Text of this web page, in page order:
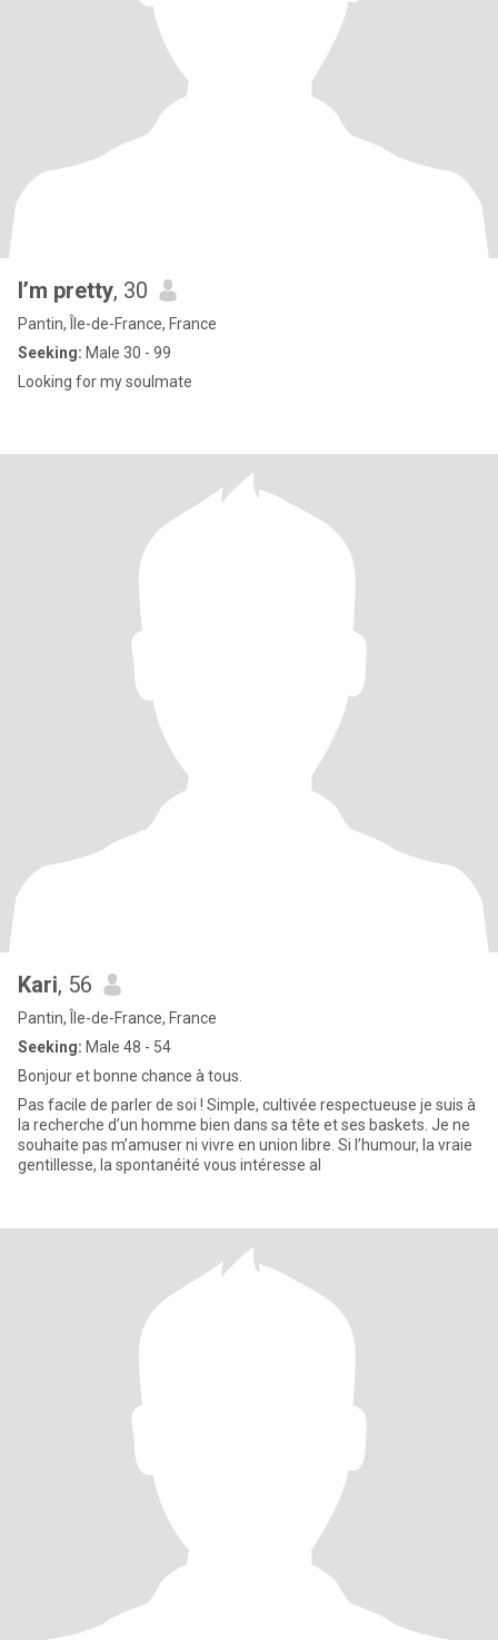
I’m pretty, 30
Pantin, Île-de-France, France
Seeking: Male 30 - 99
Looking for my soulmate
Kari, 56
Pantin, Île-de-France, France
Seeking: Male 48 - 54
Bonjour et bonne chance à tous.
Pas facile de parler de soi ! Simple, cultivée respectueuse je suis à
la recherche d’un homme bien dans sa tête et ses baskets. Je ne
souhaite pas m’amuser ni vivre en union libre. Si l’humour, la vraie
gentillesse, la spontanéité vous intéresse al